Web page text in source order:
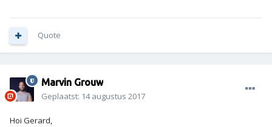
Quote
Marvin Grouw
Geplaatst: 14 augustus 2017
Hoi Gerard,